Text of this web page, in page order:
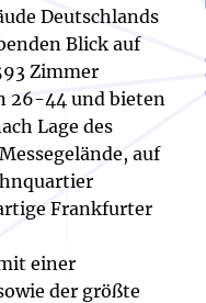
Deutschlands
Blick auf
Zimmer
26-44 und bieten
Lage des
auf
Frankfurter
einer
der größte